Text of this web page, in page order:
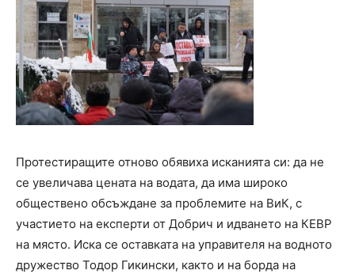
Протестиращите отново обявиха исканията си: да не
се увеличава цената на водата, да има широко
обществено обсъждане за проблемите на ВиК, с
участието на експерти от Добрич и идването на КЕВР
на място. Иска се оставката на управителя на водното
дружество Тодор Гикински, както и на борда на